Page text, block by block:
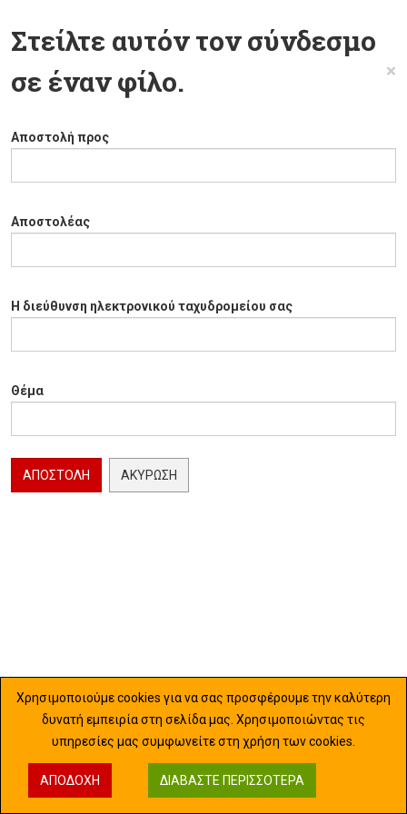
Στείλτε αυτόν τον σύνδεσμο
σε έναν φίλο.
×
Αποστολή προς
Αποστολέας
Η διεύθυνση ηλεκτρονικού ταχυδρομείου σας
Θέμα
ΑΠΟΣΤΟΛΉ ΑΚΎΡΩΣΗ
Χρησιμοποιούμε cookies για να σας προσφέρουμε την καλύτερη
δυνατή εμπειρία στη σελίδα μας. Χρησιμοποιώντας τις
υπηρεσίες μας συμφωνείτε στη χρήση των cookies.
ΑΠΟΔΟΧΉ ΔΙΑΒΆΣΤΕ ΠΕΡΙΣΣΌΤΕΡΑ